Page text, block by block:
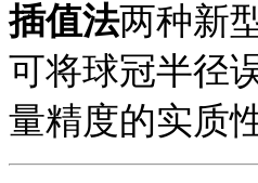
插值法两种新
可将球冠半径
量精度的实质